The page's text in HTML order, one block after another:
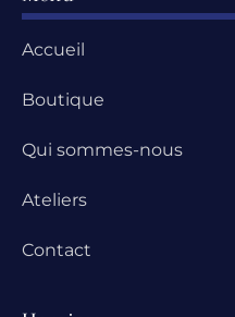
Accueil
Boutique
Qui sommes-nous
Ateliers
Contact